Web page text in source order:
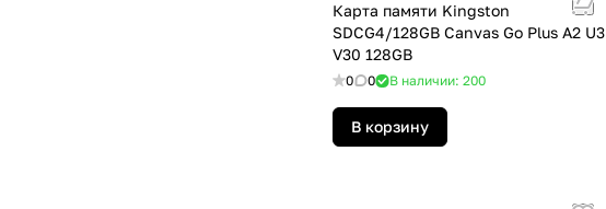
Карта памяти Kingston
SDCG4/128GB Canvas Go Plus A2 U3
V30 128GB
0 0 В наличии: 200
В корзину